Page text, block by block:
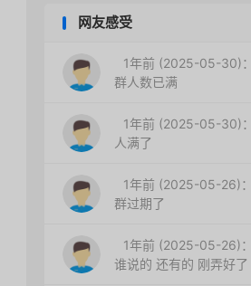
网友感受
1年前 (2025-05-30)：
群人数已满
1年前 (2025-05-30)：
人满了
1年前 (2025-05-26)：
群过期了
1年前 (2025-05-26)：
谁说的 还有的 刚弄好了